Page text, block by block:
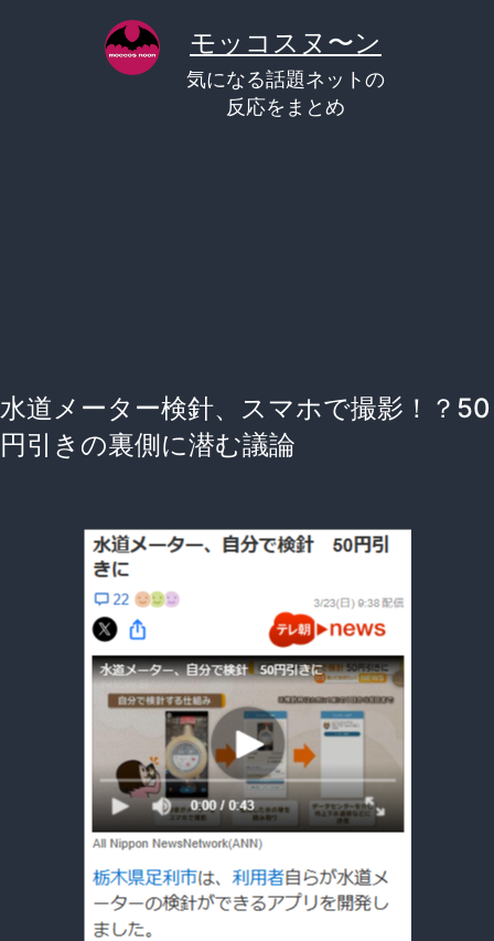
モッコスヌ〜ン
気になる話題ネットの
反応をまとめ
水道メーター検針、スマホで撮影！？50
円引きの裏側に潜む議論